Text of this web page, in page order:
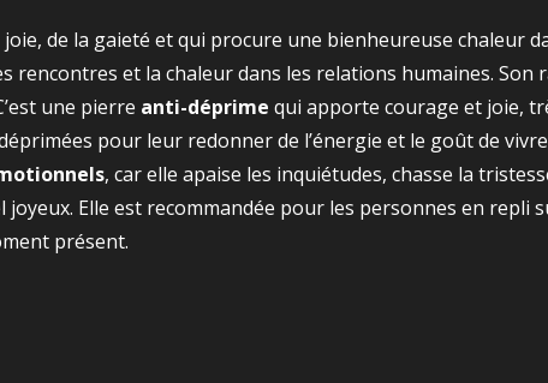
joie, de la gaieté et qui procure une bienheureuse chaleur
rencontres et la chaleur dans les relations humaines. Son
une pierre anti-déprime qui apporte courage et joie,
pour leur redonner de l’énergie et le goût de
, car elle apaise les inquiétudes, chasse la
Elle est recommandée pour les personnes en repli
présent.